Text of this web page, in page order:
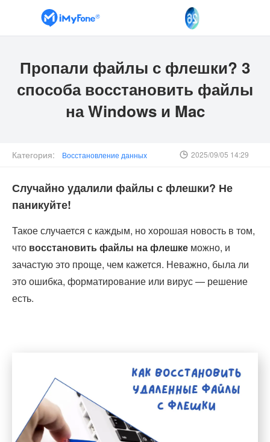
Пропали файлы с флешки? 3
способа восстановить файлы
на Windows и Mac
Категория: Восстановление данных 2025/09/05 14:29
Случайно удалили файлы с флешки? Не
паникуйте!
Такое случается с каждым, но хорошая новость в том,
что восстановить файлы на флешке можно, и
зачастую это проще, чем кажется. Неважно, была ли
это ошибка, форматирование или вирус — решение
есть.